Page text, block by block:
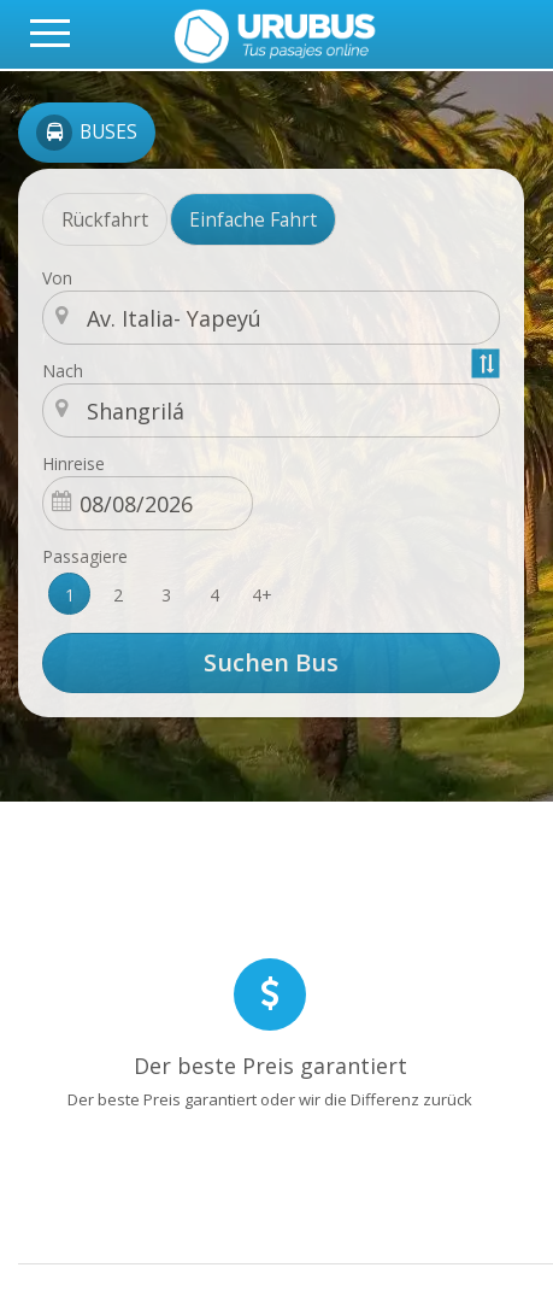
BUSES
Rückfahrt Einfache Fahrt
Von
Nach
Hinreise
Passagiere
1
2 3 4 4+
Der beste Preis garantiert
Der beste Preis garantiert oder wir die Differenz zurück